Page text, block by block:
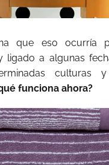
que eso ocurría
ligado a algunas
culturas
funciona ahora?